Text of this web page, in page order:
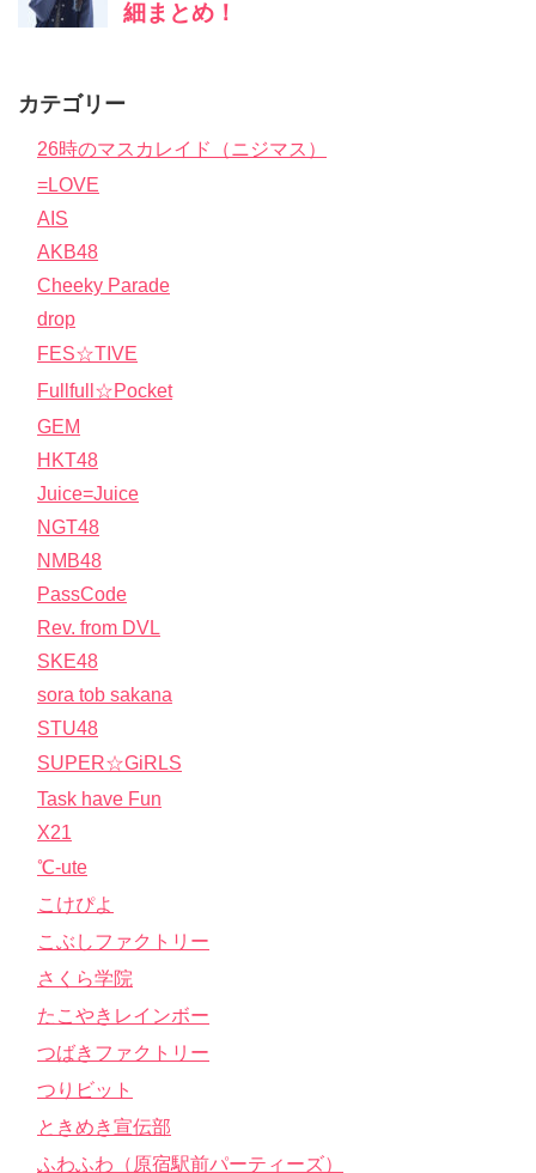
カテゴリー
26時のマスカレイド（ニジマス）
=LOVE
AIS
AKB48
Cheeky Parade
drop
FES☆TIVE
Fullfull☆Pocket
GEM
HKT48
Juice=Juice
NGT48
NMB48
PassCode
Rev. from DVL
SKE48
sora tob sakana
STU48
SUPER☆GiRLS
Task have Fun
X21
℃-ute
こけぴよ
こぶしファクトリー
さくら学院
たこやきレインボー
つばきファクトリー
つりビット
ときめき宣伝部
ふわふわ（原宿駅前パーティーズ）